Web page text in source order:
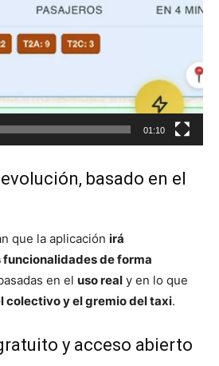
01:10
basado en el
que la aplicación irá
de forma
en el uso real y en lo que
colectivo y el gremio del taxi.
y acceso abierto